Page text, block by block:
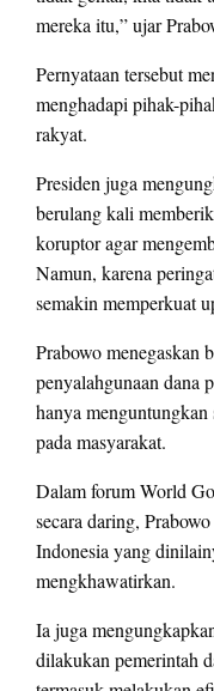
mereka itu,” ujar
Pernyataan tersebut
menghadapi pihak-
rakyat.
Presiden juga
berulang kali
koruptor agar
Namun, karena
semakin memperkuat
Prabowo menegaskan
penyalahgunaan dana
hanya
pada masyarakat.
Dalam forum World
secara daring,
Indonesia yang
mengkhawatirkan.
Ia juga
dilakukan pemerintah